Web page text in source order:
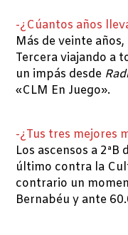
-¿Cúantos años
Más de veinte
Tercera viajando a
un impás desde
«CLM En Juego».
-¿Tus tres mejores
Los ascensos a 2ªB
último contra la
contrario un
Bernabéu y ante